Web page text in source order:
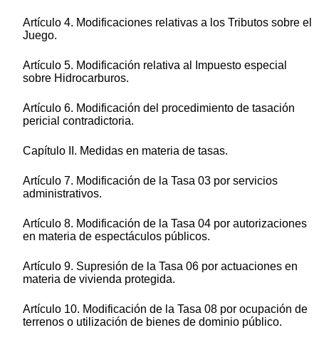
Artículo 4. Modificaciones relativas a los Tributos sobre el
Juego.
Artículo 5. Modificación relativa al Impuesto especial
sobre Hidrocarburos.
Artículo 6. Modificación del procedimiento de tasación
pericial contradictoria.
Capítulo II. Medidas en materia de tasas.
Artículo 7. Modificación de la Tasa 03 por servicios
administrativos.
Artículo 8. Modificación de la Tasa 04 por autorizaciones
en materia de espectáculos públicos.
Artículo 9. Supresión de la Tasa 06 por actuaciones en
materia de vivienda protegida.
Artículo 10. Modificación de la Tasa 08 por ocupación de
terrenos o utilización de bienes de dominio público.